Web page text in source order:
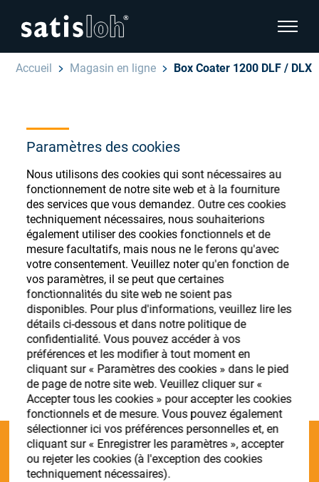
Paramètres des cookies
Nous utilisons des cookies qui sont nécessaires au
fonctionnement de notre site web et à la fourniture
des services que vous demandez. Outre ces cookies
techniquement nécessaires, nous souhaiterions
également utiliser des cookies fonctionnels et de
mesure facultatifs, mais nous ne le ferons qu'avec
votre consentement. Veuillez noter qu'en fonction de
vos paramètres, il se peut que certaines
fonctionnalités du site web ne soient pas
disponibles. Pour plus d'informations, veuillez lire les
détails ci-dessous et dans notre politique de
confidentialité. Vous pouvez accéder à vos
préférences et les modifier à tout moment en
cliquant sur « Paramètres des cookies » dans le pied
de page de notre site web. Veuillez cliquer sur «
Accepter tous les cookies » pour accepter les cookies
fonctionnels et de mesure. Vous pouvez également
sélectionner ici vos préférences personnelles et, en
cliquant sur « Enregistrer les paramètres », accepter
ou rejeter les cookies (à l'exception des cookies
techniquement nécessaires).
afficher
Ophtalmique
Optique de précision
Qui sommes-nous ?
Carrière
Ressources
Contact
Store
cacher la navigation de la page
English
Español
汉语
Accueil Magasin en ligne Box Coater 1200 DLF / DLX
Magasin de
consommables
ophtalmiques
Enregistrez-vous ou connectez-vous pour
accéder à vos comptes et découvrir notre
large gamme de consommables ophtalmiques
S'enregistrer Login
Categories